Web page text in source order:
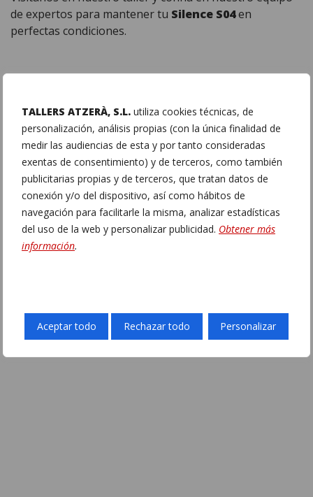
TALLERS ATZERÀ, S.L. utiliza cookies técnicas, de
personalización, análisis propias (con la única finalidad de
medir las audiencias de esta y por tanto consideradas
exentas de consentimiento) y de terceros, como también
publicitarias propias y de terceros, que tratan datos de
conexión y/o del dispositivo, así como hábitos de
navegación para facilitarle la misma, analizar estadísticas
del uso de la web y personalizar publicidad. Obtener más
información.
Personalizar
Rechazar todo
Aceptar todo
de expertos para mantener tu Silence S04en
perfectas condiciones.